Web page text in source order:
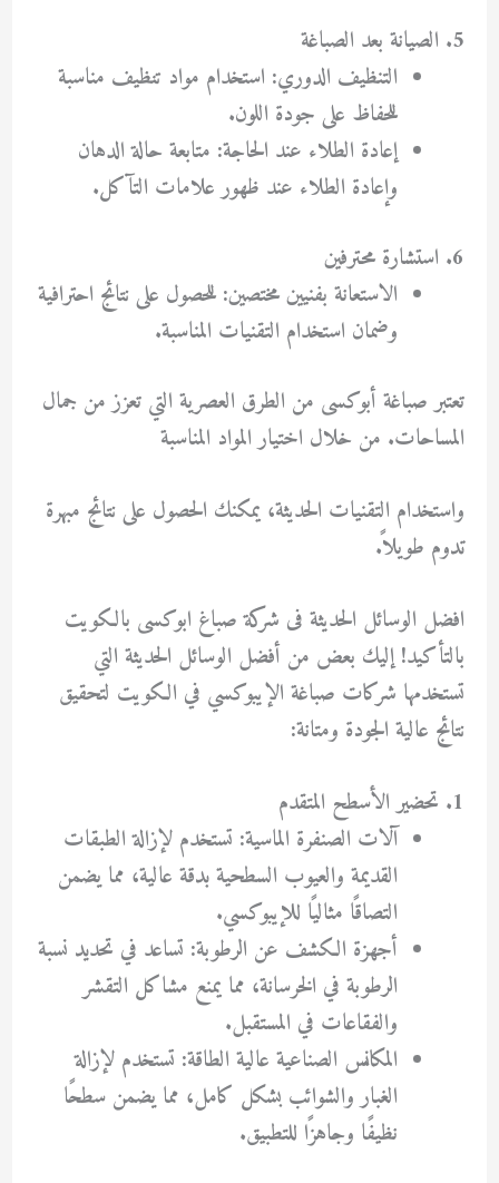
5. الصيانة بعد الصباغة
التنظيف الدوري: استخدام مواد تنظيف مناسبة
للحفاظ على جودة اللون.
إعادة الطلاء عند الحاجة: متابعة حالة الدهان
وإعادة الطلاء عند ظهور علامات التآكل.
6. استشارة محترفين
الاستعانة بفنيين مختصين: للحصول على نتائج احترافية
وضمان استخدام التقنيات المناسبة.
تعتبر صباغة أبوكسى من الطرق العصرية التي تعزز من جمال
المساحات. من خلال اختيار المواد المناسبة
واستخدام التقنيات الحديثة، يمكنك الحصول على نتائج مبهرة
تدوم طويلاً.
افضل الوسائل الحديثة فى شركة صباغ ابوكسى بالكويت
بالتأكيد! إليك بعض من أفضل الوسائل الحديثة التي
تستخدمها شركات صباغة الإيبوكسي في الكويت لتحقيق
نتائج عالية الجودة ومتانة:
1. تحضير الأسطح المتقدم
آلات الصنفرة الماسية: تستخدم لإزالة الطبقات
القديمة والعيوب السطحية بدقة عالية، مما يضمن
التصاقًا مثاليًا للإيبوكسي.
أجهزة الكشف عن الرطوبة: تساعد في تحديد نسبة
الرطوبة في الخرسانة، مما يمنع مشاكل التقشر
والفقاعات في المستقبل.
المكانس الصناعية عالية الطاقة: تستخدم لإزالة
الغبار والشوائب بشكل كامل، مما يضمن سطحًا
نظيفًا وجاهزًا للتطبيق.